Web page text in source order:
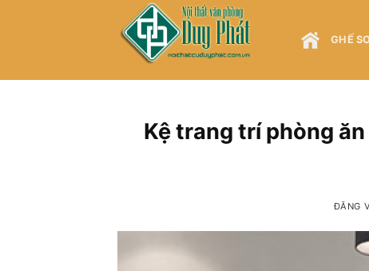
GHẾ
Kệ trang trí phòng
ĐĂNG